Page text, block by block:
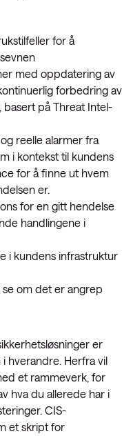
for å
med oppdatering av
forbedring av
på Threat Intel-
reelle alarmer fra
i kontekst til kundens
for å finne ut hvem
er.
for en gitt hendelse
handlingene i
i kundens infrastruktur
om det er angrep
er
hverandre. Herfra vil
et rammeverk, for
hva du allerede har i
CIS-
et skript for